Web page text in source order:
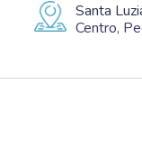
Santa
Centro,